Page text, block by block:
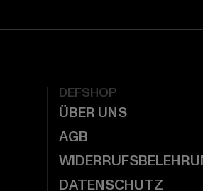
DEFSHOP
ÜBER UNS
AGB
DATENSCHUTZ